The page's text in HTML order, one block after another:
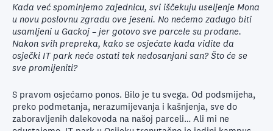
Kada već spominjemo zajednicu, svi iščekuju useljenje Mona
u novu poslovnu zgradu ove jeseni. No nećemo zadugo biti
usamljeni u Gackoj – jer gotovo sve parcele su prodane.
Nakon svih prepreka, kako se osjećate kada vidite da
osječki IT park neće ostati tek nedosanjani san? Što će se
sve promijeniti?
S pravom osjećamo ponos. Bilo je tu svega. Od podsmijeha,
preko podmetanja, nerazumijevanja i kašnjenja, sve do
zaboravljenih dalekovoda na našoj parceli… Ali mi ne